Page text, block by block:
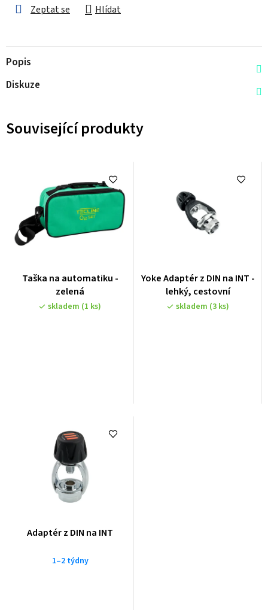
Zeptat se Hlídat
Popis
Diskuze
Související produkty
Taška na automatiku -
zelená
skladem (1 ks)
Yoke Adaptér z DIN na INT -
lehký, cestovní
skladem (3 ks)
Adaptér z DIN na INT
1–2 týdny